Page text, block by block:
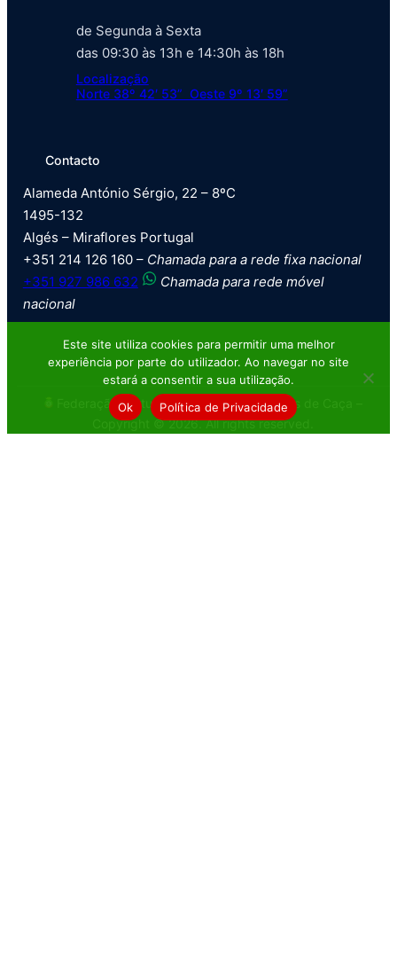
de Segunda à Sexta
das 09:30 às 13h e 14:30h às 18h
Localização
Norte 38º 42′ 53” Oeste 9º 13′ 59”
Contacto
Alameda António Sérgio, 22 – 8ºC
1495-132
Algés – Miraflores Portugal
+351 214 126 160 – Chamada para a rede fixa nacional
+351 927 986 632
Chamada para rede móvel
nacional
Federação Portuguesa de Tiro com Armas de Caça –
Copyright © 2026. All rights reserved.
Este site utiliza cookies para permitir uma melhor
experiência por parte do utilizador. Ao navegar no site
estará a consentir a sua utilização.
Ok
Política de Privacidade